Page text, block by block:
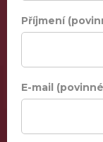
Příjmení
E-mail